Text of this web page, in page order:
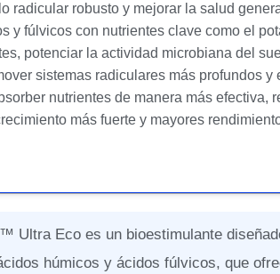
radicular robusto y mejorar la salud
y fúlvicos con nutrientes clave como el
potenciar la actividad microbiana del
sistemas radiculares más profundos y
nutrientes de manera más efectiva,
más fuerte y mayores
Ultra Eco es un bioestimulante
húmicos y ácidos fúlvicos, que